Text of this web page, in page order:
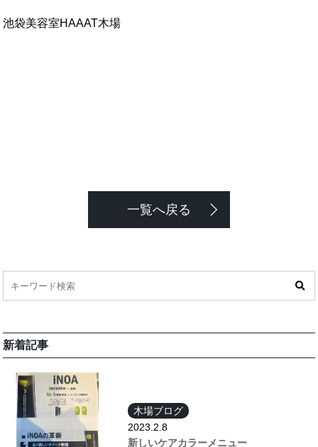
池袋美容室HAAAT木場
一覧へ戻る
新着記事
木場ブログ
2023.2.8
新しいケアカラーメニュー